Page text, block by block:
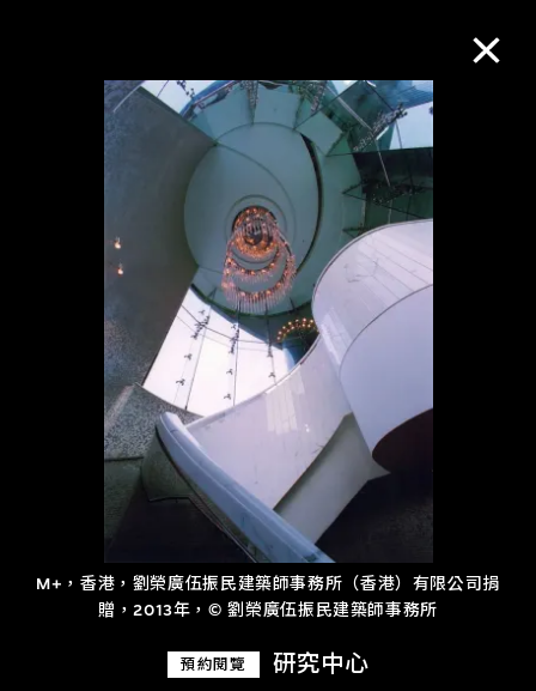
M+，香港，劉榮廣伍振民建築師事務所（香港）有限公司捐
贈，2013年，© 劉榮廣伍振民建築師事務所
預約閱覽 研究中心
M+藏品
進一步篩選
關於M+藏品
探索世界頂級的二十及二十一世紀視覺
文化藏品。